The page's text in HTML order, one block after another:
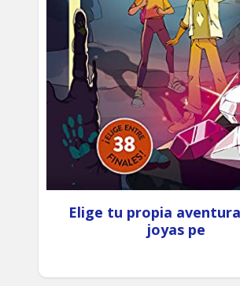
Elige tu propia
joyas pe